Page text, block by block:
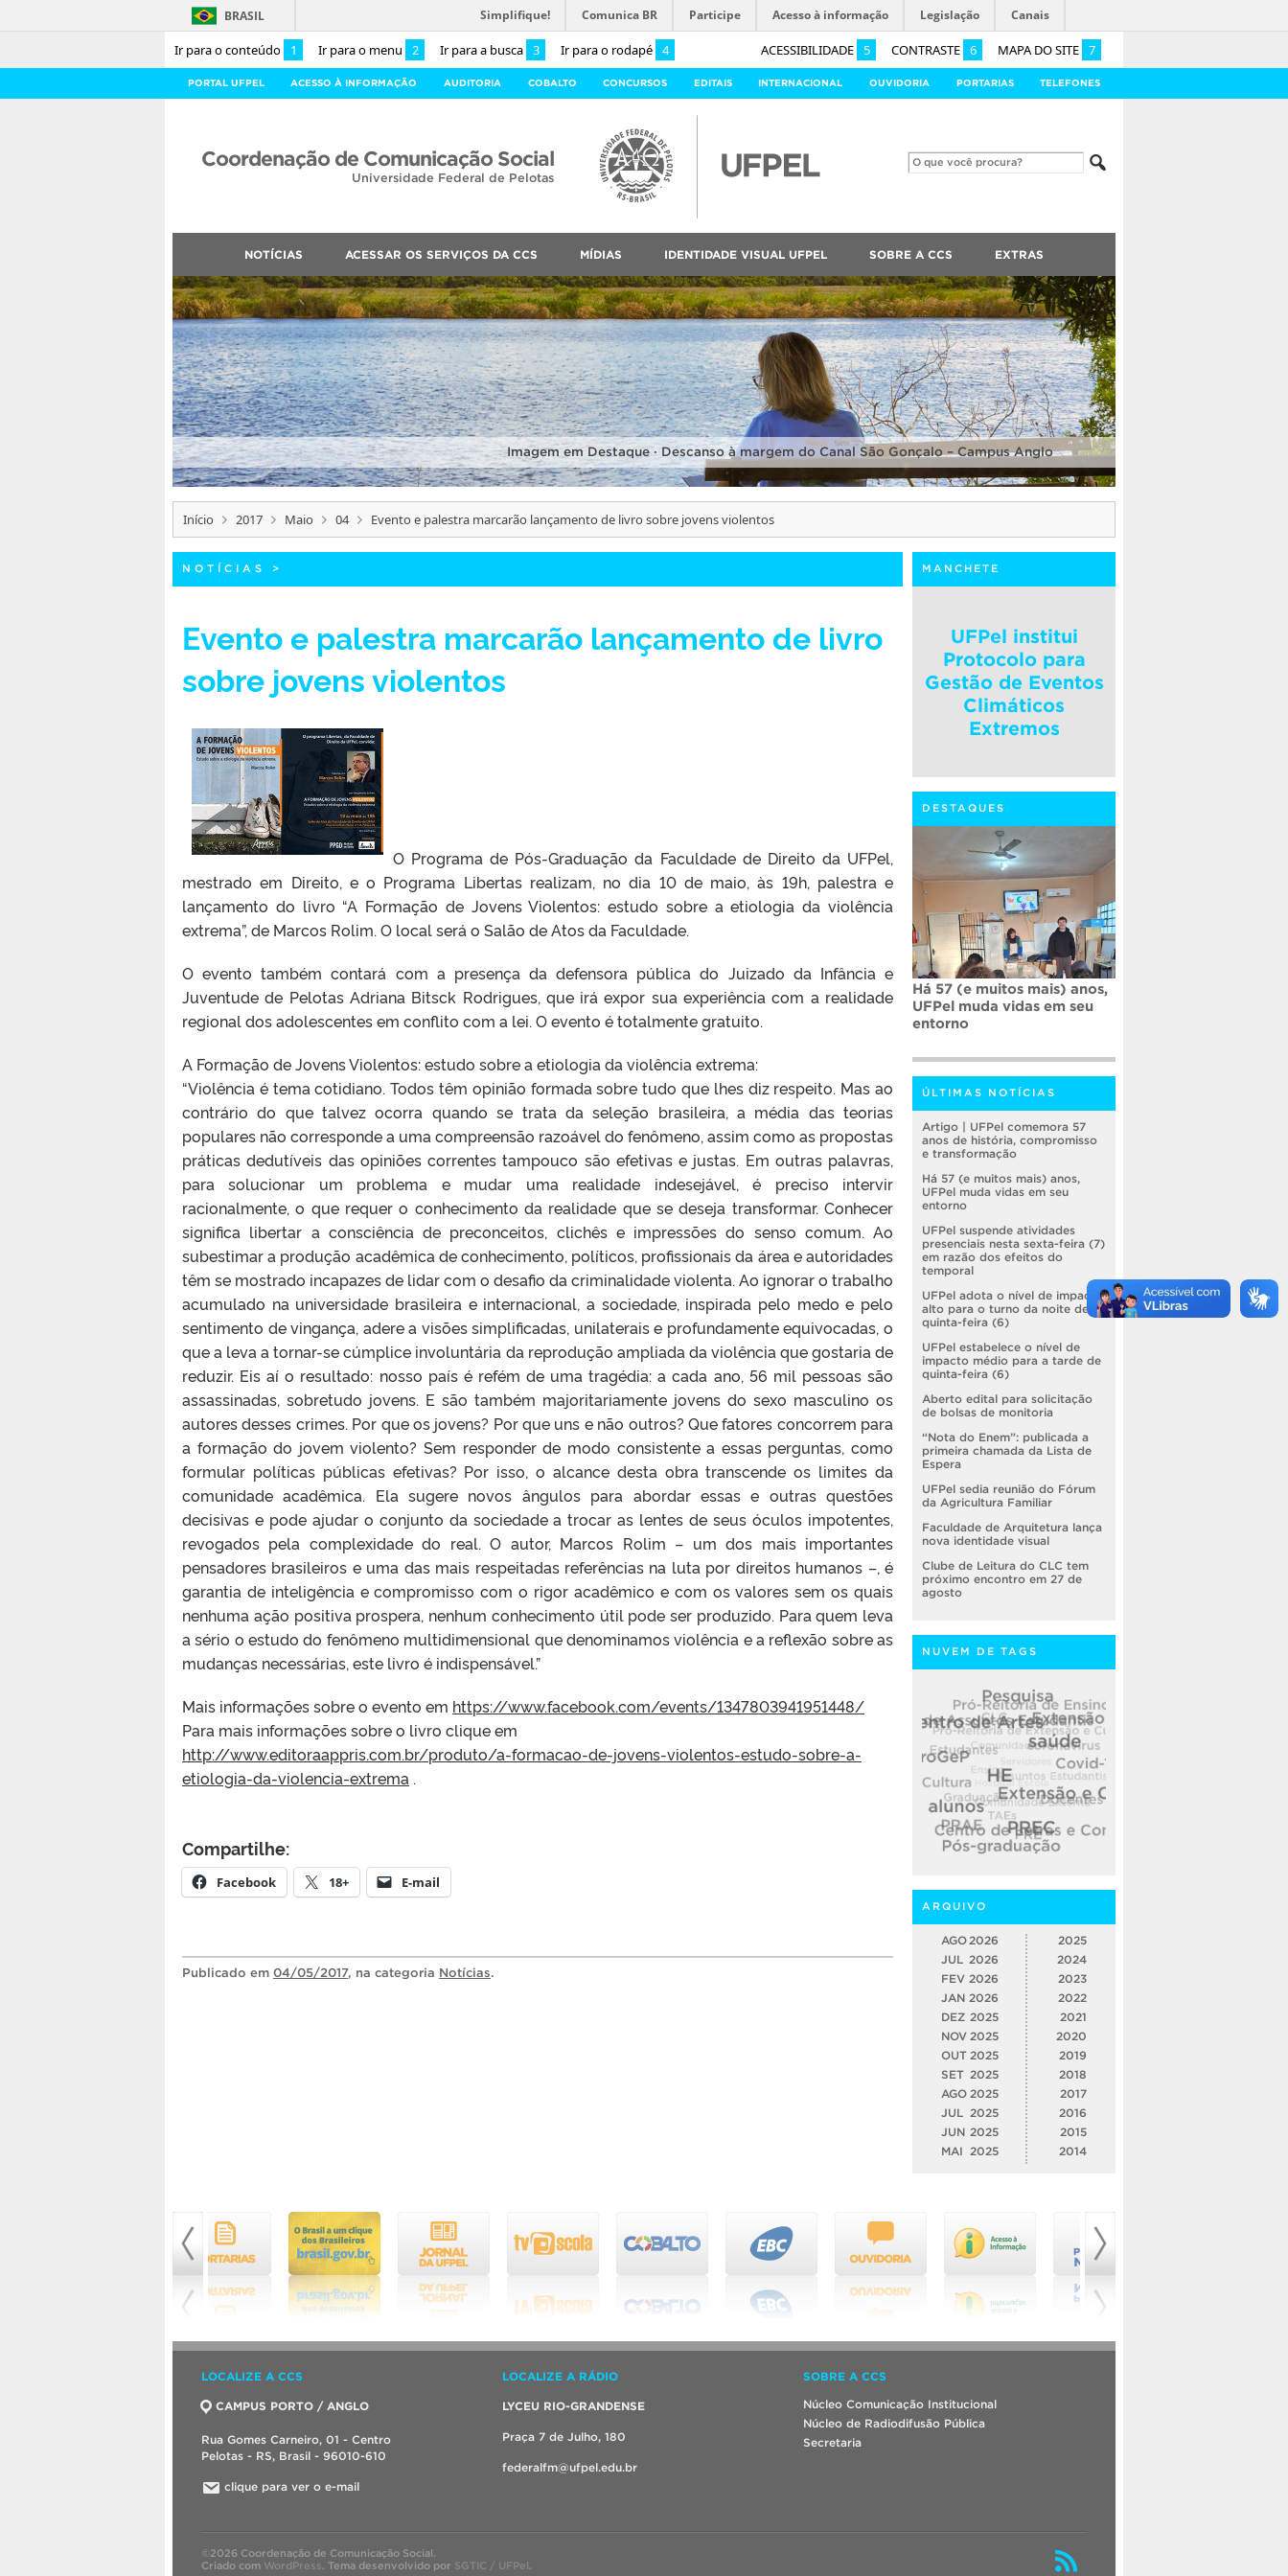
Ir para o conteúdo 1 Ir para o menu 2 Ir para a busca 3 Ir para o rodapé 4 ACESSIBILIDADE 5 CONTRASTE 6 MAPA DO SITE 7
BRASIL Simplifique! Comunica BR Participe Acesso à informação Legislação Canais
PORTAL UFPEL ACESSO À INFORMAÇÃO AUDITORIA COBALTO CONCURSOS EDITAIS INTERNACIONAL OUVIDORIA PORTARIAS TELEFONES
Coordenação de Comunicação Social
Universidade Federal de Pelotas
NOTÍCIAS ACESSAR OS SERVIÇOS DA CCS MÍDIAS IDENTIDADE VISUAL UFPEL SOBRE A CCS EXTRAS
Imagem em Destaque · Descanso à margem do Canal São Gonçalo – Campus Anglo
Início 2017 Maio 04 Evento e palestra marcarão lançamento de livro sobre jovens violentos
NOTÍCIAS >
Evento e palestra marcarão lançamento de livro
sobre jovens violentos
O Programa de Pós-Graduação da Faculdade de Direito da UFPel,
mestrado em Direito, e o Programa Libertas realizam, no dia 10 de maio, às 19h, palestra e
lançamento do livro “A Formação de Jovens Violentos: estudo sobre a etiologia da violência
extrema”, de Marcos Rolim. O local será o Salão de Atos da Faculdade.
O evento também contará com a presença da defensora pública do Juizado da Infância e
Juventude de Pelotas Adriana Bitsck Rodrigues, que irá expor sua experiência com a realidade
regional dos adolescentes em conflito com a lei. O evento é totalmente gratuito.
A Formação de Jovens Violentos: estudo sobre a etiologia da violência extrema:
“Violência é tema cotidiano. Todos têm opinião formada sobre tudo que lhes diz respeito. Mas ao
contrário do que talvez ocorra quando se trata da seleção brasileira, a média das teorias
populares não corresponde a uma compreensão razoável do fenômeno, assim como as propostas
práticas dedutíveis das opiniões correntes tampouco são efetivas e justas. Em outras palavras,
para solucionar um problema e mudar uma realidade indesejável, é preciso intervir
racionalmente, o que requer o conhecimento da realidade que se deseja transformar. Conhecer
significa libertar a consciência de preconceitos, clichês e impressões do senso comum. Ao
subestimar a produção acadêmica de conhecimento, políticos, profissionais da área e autoridades
têm se mostrado incapazes de lidar com o desafio da criminalidade violenta. Ao ignorar o trabalho
acumulado na universidade brasileira e internacional, a sociedade, inspirada pelo medo e pelo
sentimento de vingança, adere a visões simplificadas, unilaterais e profundamente equivocadas, o
que a leva a tornar-se cúmplice involuntária da reprodução ampliada da violência que gostaria de
reduzir. Eis aí o resultado: nosso país é refém de uma tragédia: a cada ano, 56 mil pessoas são
assassinadas, sobretudo jovens. E são também majoritariamente jovens do sexo masculino os
autores desses crimes. Por que os jovens? Por que uns e não outros? Que fatores concorrem para
a formação do jovem violento? Sem responder de modo consistente a essas perguntas, como
formular políticas públicas efetivas? Por isso, o alcance desta obra transcende os limites da
comunidade acadêmica. Ela sugere novos ângulos para abordar essas e outras questões
decisivas e pode ajudar o conjunto da sociedade a trocar as lentes de seus óculos impotentes,
revogados pela complexidade do real. O autor, Marcos Rolim – um dos mais importantes
pensadores brasileiros e uma das mais respeitadas referências na luta por direitos humanos –, é
garantia de inteligência e compromisso com o rigor acadêmico e com os valores sem os quais
nenhuma ação positiva prospera, nenhum conhecimento útil pode ser produzido. Para quem leva
a sério o estudo do fenômeno multidimensional que denominamos violência e a reflexão sobre as
mudanças necessárias, este livro é indispensável.”
Mais informações sobre o evento em https://www.facebook.com/events/1347803941951448/
Para mais informações sobre o livro clique em
http://www.editoraappris.com.br/produto/a-formacao-de-jovens-violentos-estudo-sobre-a-
etiologia-da-violencia-extrema .
Compartilhe:
Facebook 18+ E-mail
Publicado em 04/05/2017, na categoria Notícias.
MANCHETE
UFPel institui
Protocolo para
Gestão de Eventos
Climáticos
Extremos
DESTAQUES
Há 57 (e muitos mais) anos,
UFPel muda vidas em seu
entorno
ÚLTIMAS NOTÍCIAS
Artigo | UFPel comemora 57
anos de história, compromisso
e transformação
Há 57 (e muitos mais) anos,
UFPel muda vidas em seu
entorno
UFPel suspende atividades
presenciais nesta sexta-feira (7)
em razão dos efeitos do
temporal
UFPel adota o nível de impacto
alto para o turno da noite de
quinta-feira (6)
UFPel estabelece o nível de
impacto médio para a tarde de
quinta-feira (6)
Aberto edital para solicitação
de bolsas de monitoria
“Nota do Enem”: publicada a
primeira chamada da Lista de
Espera
UFPel sedia reunião do Fórum
da Agricultura Familiar
Faculdade de Arquitetura lança
nova identidade visual
Clube de Leitura do CLC tem
próximo encontro em 27 de
agosto
NUVEM DE TAGS
ARQUIVO
AGO 2026
JUL 2026
FEV 2026
JAN 2026
DEZ 2025
NOV 2025
OUT 2025
SET 2025
AGO 2025
JUL
2025
JUN 2025
MAI
2025
2025
2024
2023
2022
2021
2020
2019
2018
2017
2016
2015
2014
LOCALIZE A CCS
CAMPUS PORTO / ANGLO
Rua Gomes Carneiro, 01 - Centro
Pelotas - RS, Brasil - 96010-610
clique para ver o e-mail
LOCALIZE A RÁDIO
LYCEU RIO-GRANDENSE
Praça 7 de Julho, 180
federalfm@ufpel.edu.br
SOBRE A CCS
Núcleo Comunicação Institucional
Núcleo de Radiodifusão Pública
Secretaria
©2026 Coordenação de Comunicação Social.
Criado com WordPress. Tema desenvolvido por SGTIC / UFPel .